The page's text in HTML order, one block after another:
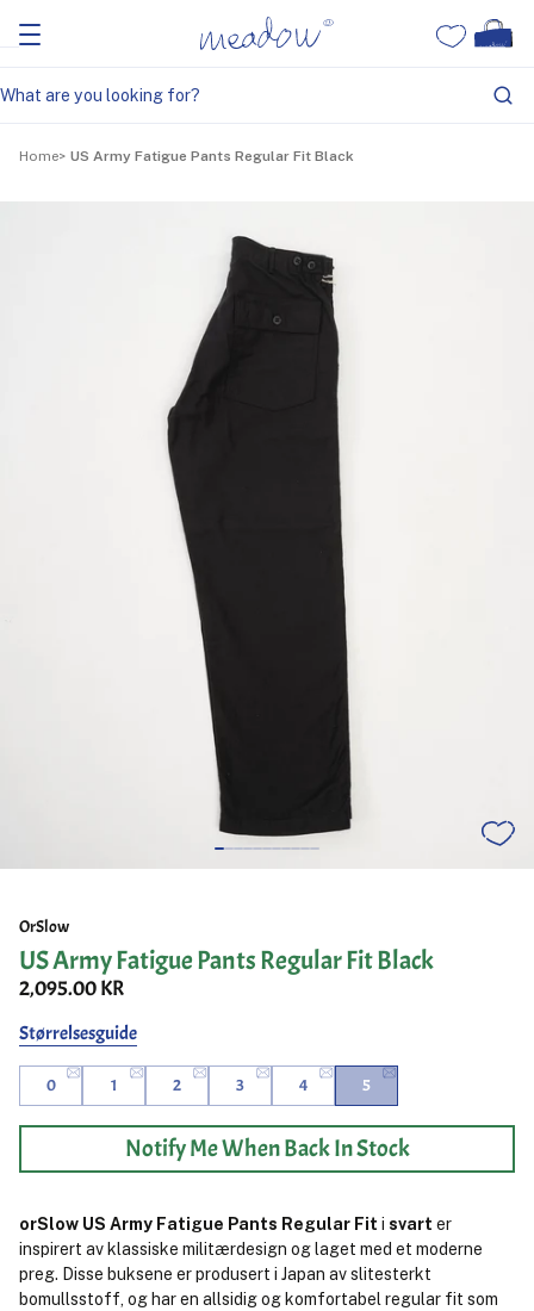
Home US Army Fatigue Pants Regular Fit Black
OrSlow
US Army Fatigue Pants Regular Fit Black
2,095.00 KR
Størrelsesguide
0 1 2 3 4 5
Notify Me When Back In Stock
orSlow US Army Fatigue Pants Regular Fit i svart er
inspirert av klassiske militærdesign og laget med et moderne
preg. Disse buksene er produsert i Japan av slitesterkt
bomullsstoff, og har en allsidig og komfortabel regular fit som